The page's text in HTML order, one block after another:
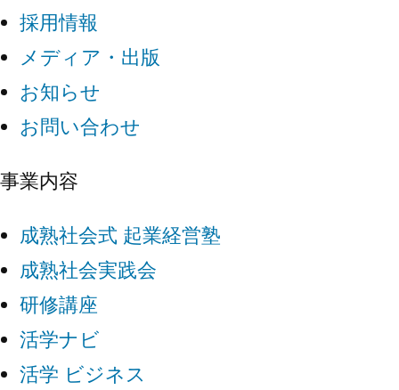
採用情報
メディア・出版
お知らせ
お問い合わせ
事業内容
成熟社会式 起業経営塾
成熟社会実践会
研修講座
活学ナビ
活学 ビジネス